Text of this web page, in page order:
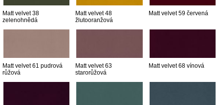
Matt velvet 38
zelenohnědá
Matt velvet 48
žlutooranžová
Matt velvet 59 červená
Matt velvet 61 pudrová
růžová
Matt velvet 63
starorůžová
Matt velvet 68 vínová